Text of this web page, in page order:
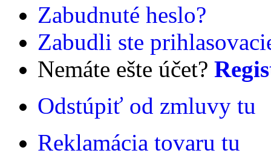
Zabudnuté heslo?
Zabudli ste
Nemáte ešte účet?
Odstúpiť od zmluvy tu
Reklamácia tovaru tu